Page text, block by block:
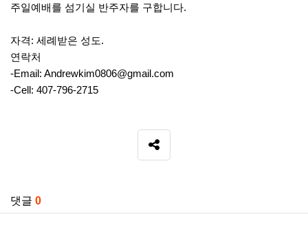
주일예배를 섬기실 반주자를 구합니다.
자격: 세례받은 성도.
연락처
-Email: Andrewkim0806@gmail.com
-Cell: 407-796-2715
SNS 공유
댓글 0